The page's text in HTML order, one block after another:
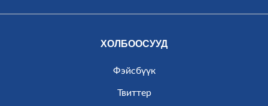
ХОЛБООСУУД
Фэйсбүүк
Твиттер